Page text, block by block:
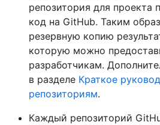
репозитория для проекта
код на GitHub. Таким
резервную копию
которую можно
разработчикам.
в разделе Краткое
репозиториям.
Каждый репозиторий